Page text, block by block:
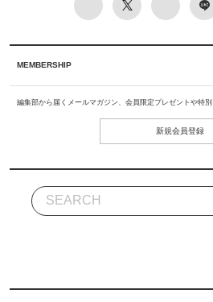
MEMBERSHIP
編集部から届くメールマガジン、会員限定プレゼントや特
新規会員登録